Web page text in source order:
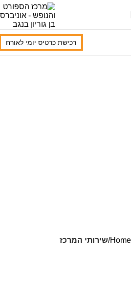
רכישת כרטיס יומי לאורח
Home שירותי המרכז